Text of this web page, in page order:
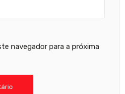
navegador para a próxima